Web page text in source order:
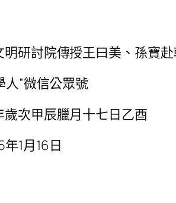
研討院傳授王曰美、孫寶
人”微信公眾號
次甲辰臘月十七日乙酉
1月16日